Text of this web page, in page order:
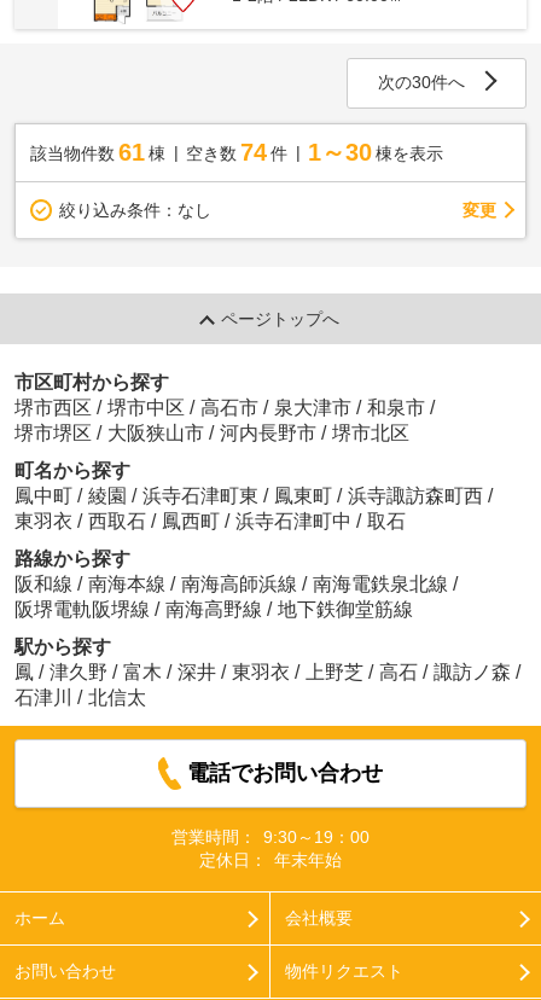
次の30件へ
該当物件数 61棟 空き数 74 件 1～30 棟を表示
絞り込み条件： なし 変更
ページトップへ
市区町村から探す
堺市西区 / 堺市中区 / 高石市 / 泉大津市 / 和泉市 /
堺市堺区 / 大阪狭山市 / 河内長野市 / 堺市北区
町名から探す
鳳中町 / 綾園 / 浜寺石津町東 / 鳳東町 / 浜寺諏訪森町西 /
東羽衣 / 西取石 / 鳳西町 / 浜寺石津町中 / 取石
路線から探す
阪和線 / 南海本線 / 南海高師浜線 / 南海電鉄泉北線 /
阪堺電軌阪堺線 / 南海高野線 / 地下鉄御堂筋線
駅から探す
鳳 / 津久野 / 富木 / 深井 / 東羽衣 / 上野芝 / 高石 / 諏訪ノ森 /
石津川
/ 北信太
電話でお問い合わせ
営業時間：
9:30～19：00
定休日：
年末年始
ホーム 会社概要
お問い合わせ 物件リクエスト